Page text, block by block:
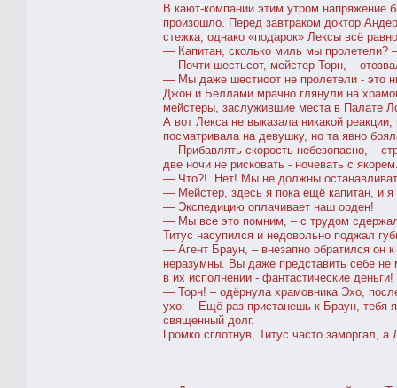
В кают-компании этим утром напряжение
произошло. Перед завтраком доктор
стежка, однако «подарок» Лексы всё
— Капитан, сколько миль мы пролетели?
— Почти шестьсот, мейстер Торн, –
— Мы даже шестисот не пролетели - это
Джон и Беллами мрачно глянули на
мейстеры, заслужившие места в Палате
А вот Лекса не выказала никакой
посматривала на девушку, но та явно
— Прибавлять скорость небезопасно, –
две ночи не рисковать - ночевать с
— Что?!. Нет! Мы не должны
— Мейстер, здесь я пока ещё капитан, и я
— Экспедицию оплачивает наш орден!
— Мы все это помним, – с трудом сдержал
Титус насупился и недовольно поджал
— Агент Браун, – внезапно обратился он
неразумны. Вы даже представить себе не
в их исполнении - фантастические
— Торн! – одёрнула храмовника Эхо,
ухо: – Ещё раз пристанешь к Браун, тебя
священный долг.
Громко сглотнув, Титус часто заморгал,